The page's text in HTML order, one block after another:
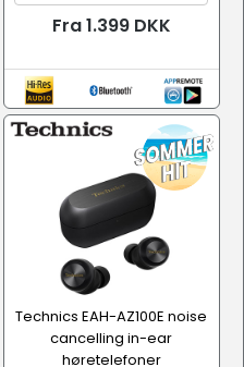
Fra 1.399 DKK
Technics EAH-AZ100E noise
cancelling in-ear
høretelefoner